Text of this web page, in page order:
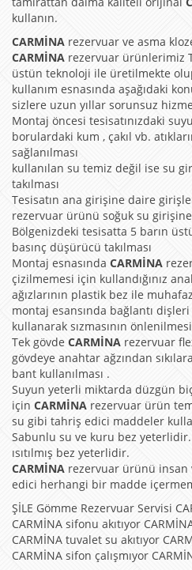
kullanın.
CARMİNA rezervuar ve asma
CARMİNA rezervuar ürünlerimiz
üstün teknoloji ile üretilmekte
kullanım esnasında aşağıdaki
sizlere uzun yıllar sorunsuz
Montaj öncesi tesisatınızdaki
borulardaki kum , çakıl vb.
sağlanılması
kullanılan su temiz değil ise su
takılması
Tesisatın ana girişine daire
rezervuar ürünü soğuk su girişine
Bölgenizdeki tesisatta 5 barın
basınç düşürücü takılması
Montaj esnasında CARMİNA
çizilmemesi için kullandığınız
ağızlarının plastik bez ile
montaj esansında bağlantı
kullanarak sızmasının önlenilmesi
Tek gövde CARMİNA rezervuar
gövdeye anahtar ağzından
bant kullanılması .
Suyun yeterli miktarda düzgün
için CARMİNA rezervuar ürün
su gibi tahriş edici maddeler
Sabunlu su ve kuru bez
ısıtılmış bez yeterlidir.
CARMİNA rezervuar ürünü insan
edici herhangi bir madde
ŞİLE Gömme Rezervuar Servisi
CARMİNA sifonu akıtıyor
CARMİNA tuvalet su akıtıyor
CARMİNA sifon çalışmıyor